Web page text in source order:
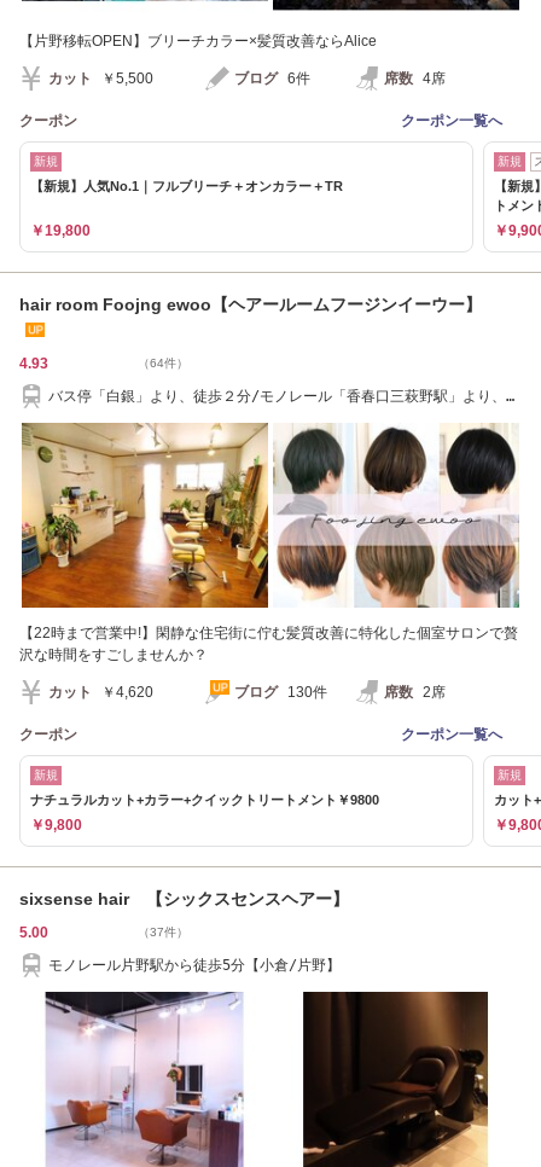
【片野移転OPEN】ブリーチカラー×髪質改善ならAlice
カット ￥5,500 ブログ 6件 席数 4席
クーポン クーポン一覧へ
新規
【新規】人気No.1｜フルブリーチ＋オンカラー＋TR
￥19,800
新規
【新
トメン
￥
hair room Foojng ewoo【ヘアールームフージンイーウー】
4.93 （64件）
バス停「白銀」より、徒歩２分/モノレール「香春口三萩野駅」より、徒
【22時まで営業中!】閑静な住宅街に佇む髪質改善に特化した個室サロンで贅
沢な時間をすごしませんか？
カット ￥4,620 ブログ 130件 席数 2席
クーポン クーポン一覧へ
新規
ナチュラルカット+カラー+クイックトリートメント￥9800
￥9,800
新規
カット
￥
sixsense hair 【シックスセンスヘアー】
5.00 （37件）
モノレール片野駅から徒歩5分【小倉/片野】